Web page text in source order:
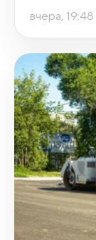
вчера, 19:48